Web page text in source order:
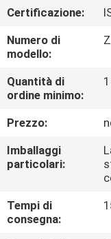
GIRO
DELLA
FABBRICA
CONTROLLO
DI
QUALITÀ
Certificazione:
Numero di
modello:
Quantità di
ordine minimo:
Prezzo:
Imballaggi
particolari:
Tempi di
consegna: